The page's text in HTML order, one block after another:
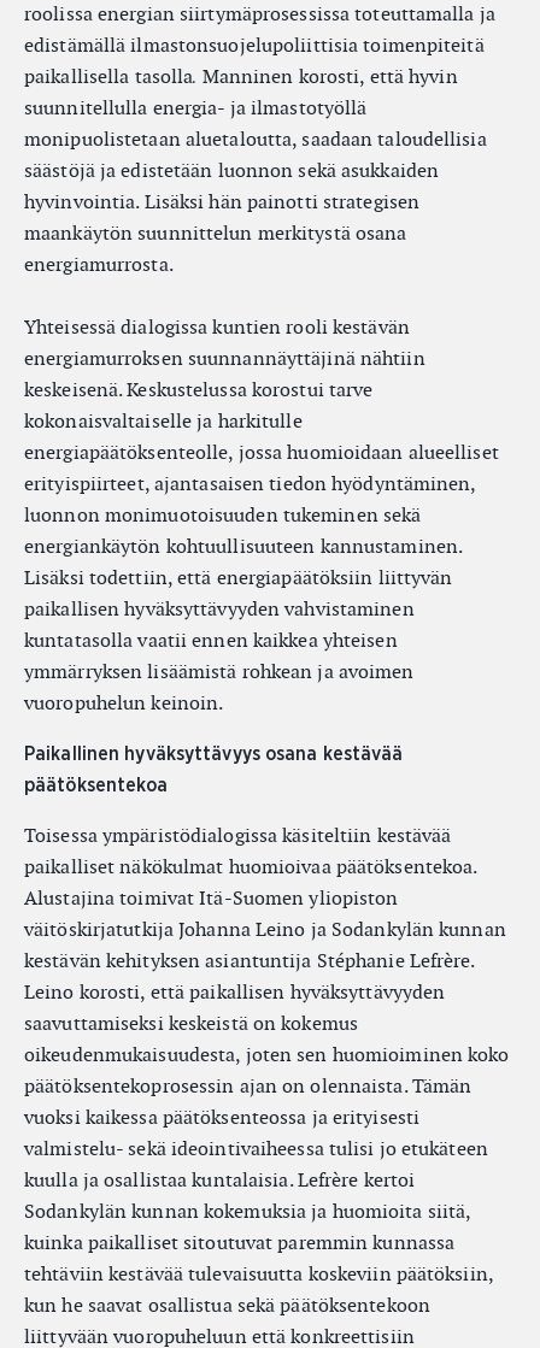
roolissa energian siirtymäprosessissa toteuttamalla ja
edistämällä ilmastonsuojelupoliittisia toimenpiteitä
paikallisella tasolla. Manninen korosti, että hyvin
suunnitellulla energia- ja ilmastotyöllä
monipuolistetaan aluetaloutta, saadaan taloudellisia
säästöjä ja edistetään luonnon sekä asukkaiden
hyvinvointia. Lisäksi hän painotti strategisen
maankäytön suunnittelun merkitystä osana
energiamurrosta.
Yhteisessä dialogissa kuntien rooli kestävän
energiamurroksen suunnannäyttäjinä nähtiin
keskeisenä. Keskustelussa korostui tarve
kokonaisvaltaiselle ja harkitulle
energiapäätöksenteolle, jossa huomioidaan alueelliset
erityispiirteet, ajantasaisen tiedon hyödyntäminen,
luonnon monimuotoisuuden tukeminen sekä
energiankäytön kohtuullisuuteen kannustaminen.
Lisäksi todettiin, että energiapäätöksiin liittyvän
paikallisen hyväksyttävyyden vahvistaminen
kuntatasolla vaatii ennen kaikkea yhteisen
ymmärryksen lisäämistä rohkean ja avoimen
vuoropuhelun keinoin.
Paikallinen hyväksyttävyys osana kestävää
päätöksentekoa
Toisessa ympäristödialogissa käsiteltiin kestävää
paikalliset näkökulmat huomioivaa päätöksentekoa.
Alustajina toimivat Itä-Suomen yliopiston
väitöskirjatutkija Johanna Leino ja Sodankylän kunnan
kestävän kehityksen asiantuntija Stéphanie Lefrère.
Leino korosti, että paikallisen hyväksyttävyyden
saavuttamiseksi keskeistä on kokemus
oikeudenmukaisuudesta, joten sen huomioiminen koko
päätöksentekoprosessin ajan on olennaista. Tämän
vuoksi kaikessa päätöksenteossa ja erityisesti
valmistelu- sekä ideointivaiheessa tulisi jo etukäteen
kuulla ja osallistaa kuntalaisia. Lefrère kertoi
Sodankylän kunnan kokemuksia ja huomioita siitä,
kuinka paikalliset sitoutuvat paremmin kunnassa
tehtäviin kestävää tulevaisuutta koskeviin päätöksiin,
kun he saavat osallistua sekä päätöksentekoon
liittyvään vuoropuheluun että konkreettisiin